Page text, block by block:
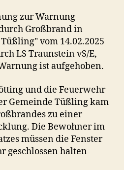
zur Warnung
Großbrand in
vom 14.02.2025
LS Traunstein vS/E,
ist aufgehoben.
und die Feuerwehr
Gemeinde Tüßling kam
zu einer
Die Bewohner im
müssen die Fenster
geschlossen halten-